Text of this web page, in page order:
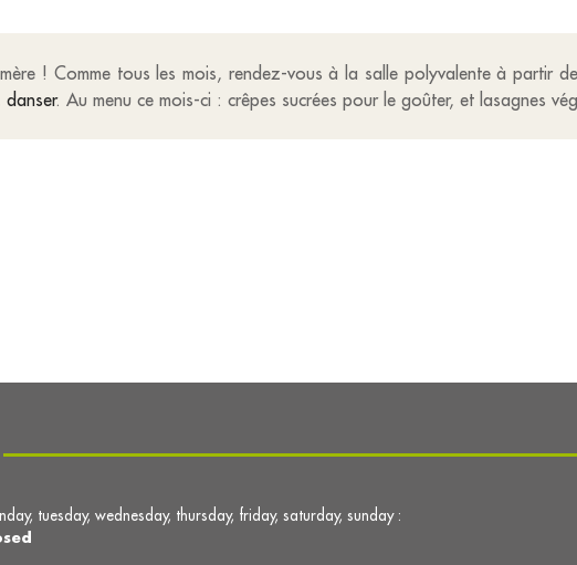
! Comme tous les mois, rendez-vous à la salle polyvalente à partir
. Au menu ce mois-ci : crêpes sucrées pour le goûter, et lasagnes
tuesday, wednesday, thursday, friday, saturday, sunday :